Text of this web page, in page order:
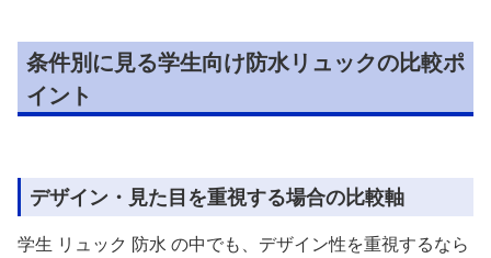
条件別に見る学生向け防水リュックの比較ポ
イント
デザイン・見た目を重視する場合の比較軸
学生 リュック 防水 の中でも、デザイン性を重視するなら